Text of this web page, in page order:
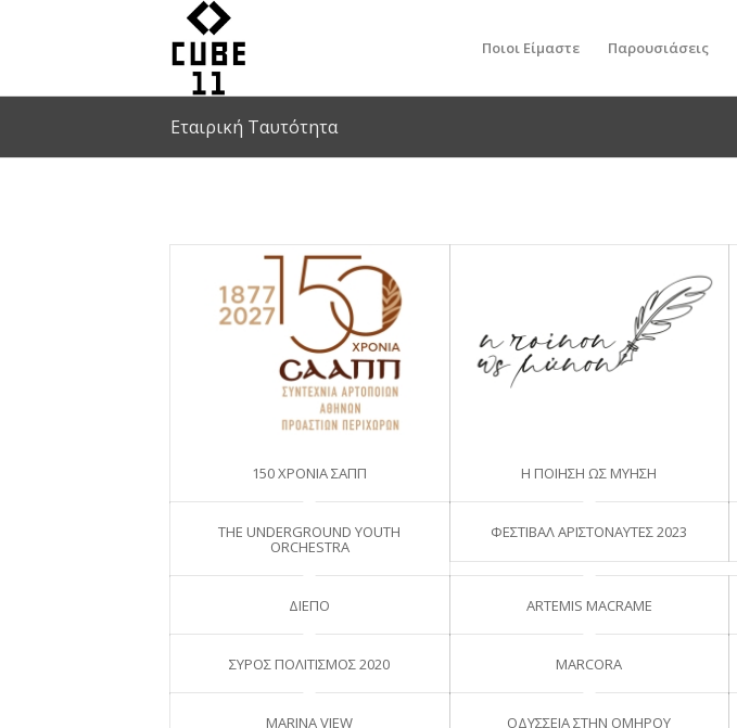
Ποιοι Είμαστε Παρουσιάσεις
Εταιρική Ταυτότητα
150 ΧΡΟΝΙΑ ΣΑΠΠ Η ΠΟΙΗΣΗ ΩΣ ΜΥΗΣΗ
THE UNDERGROUND YOUTH
ORCHESTRA
ΦΕΣΤΙΒΑΛ ΑΡΙΣΤΟΝΑΥΤΕΣ 2023
ΔΙΕΠΟ ARTEMIS MACRAME
ΣΥΡΟΣ ΠΟΛΙΤΙΣΜΟΣ 2020 MARCORA
MARINA VIEW ΟΔΥΣΣΕΙΑ ΣΤΗΝ ΟΜΗΡΟΥ